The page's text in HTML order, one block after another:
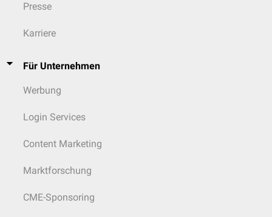
Presse
Karriere
Für Unternehmen
Werbung
Login Services
Content Marketing
Marktforschung
CME-Sponsoring